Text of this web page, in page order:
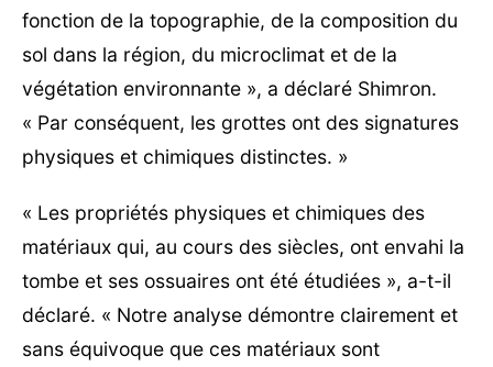
fonction de la topographie, de la composition du
sol dans la région, du microclimat et de la
végétation environnante », a déclaré Shimron.
« Par conséquent, les grottes ont des signatures
physiques et chimiques distinctes. »
« Les propriétés physiques et chimiques des
matériaux qui, au cours des siècles, ont envahi la
tombe et ses ossuaires ont été étudiées », a-t-il
déclaré. « Notre analyse démontre clairement et
sans équivoque que ces matériaux sont